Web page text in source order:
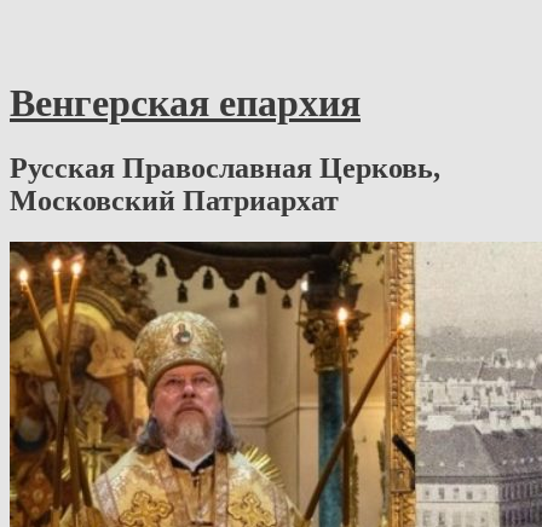
Венгерская епархия
Русская Православная Церковь,
Московский Патриархат